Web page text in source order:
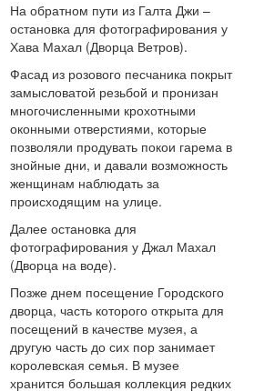
На обратном пути из Галта Джи –
остановка для фотографирования у
Хава Махал (Дворца Ветров).
Фасад из розового песчаника покрыт
замысловатой резьбой и пронизан
многочисленными крохотными
оконными отверстиями, которые
позволяли продувать покои гарема в
знойные дни, и давали возможность
женщинам наблюдать за
происходящим на улице.
Далее остановка для
фотографирования у Джал Махал
(Дворца на воде).
Позже днем посещение Городского
дворца, часть которого открыта для
посещений в качестве музея, а
другую часть до сих пор занимает
королевская семья. В музее
хранится большая коллекция редких